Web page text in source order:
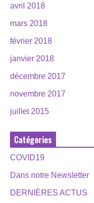
avril 2018
mars 2018
février 2018
janvier 2018
décembre 2017
novembre 2017
juillet 2015
Catégories
COVID19
Dans notre Newsletter
DERNIÈRES ACTUS